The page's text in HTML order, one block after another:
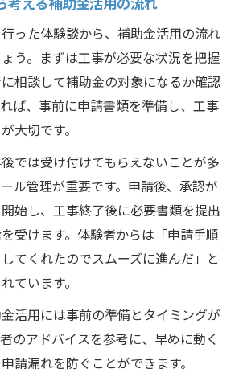
った体験談から、補助金活用の流れ
う。まずは工事が必要な状況を把握
相談して補助金の対象になるか確認
ば、事前に申請書類を準備し、工事
大切です。
では受け付けてもらえないことが多
ル管理が重要です。申請後、承認が
始し、工事終了後に必要書類を提出
受けます。体験者からは「申請手順
てくれたのでスムーズに進んだ」と
ています。
活用には事前の準備とタイミングが
のアドバイスを参考に、早めに動く
請漏れを防ぐことができます。